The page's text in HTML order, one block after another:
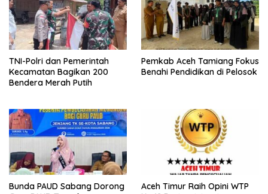
TNI-Polri dan Pemerintah
Kecamatan Bagikan 200
Bendera Merah Putih
Pemkab Aceh Tamiang Fokus
Benahi Pendidikan di Pelosok
Bunda PAUD Sabang Dorong
Aceh Timur Raih Opini WTP